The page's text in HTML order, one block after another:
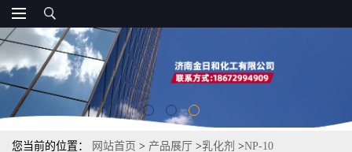
您当前的位置： 网站首页 > 产品展厅 >乳化剂 >NP-10